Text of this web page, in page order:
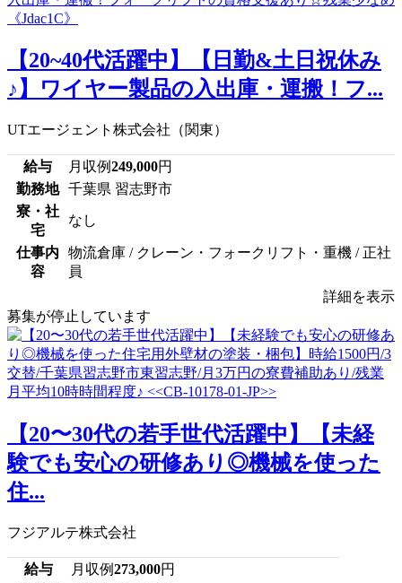
【20~40代活躍中】【日勤&土日祝休み
♪】ワイヤー製品の入出庫・運搬！フ...
UTエージェント株式会社（関東）
給与 月収例249,000円
勤務地
千葉県 習志野市
寮・社
宅
なし
仕事内
容
物流倉庫 / クレーン・フォークリフト・重機 / 正社
員
詳細を表示
募集が停止しています
【20〜30代の若手世代活躍中】【未経
験でも安心の研修あり◎機械を使った
住...
フジアルテ株式会社
給与 月収例273,000円